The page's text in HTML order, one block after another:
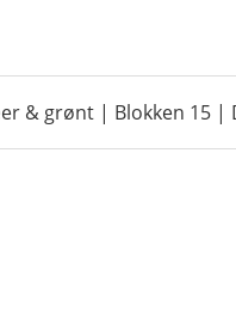
& grønt | Blokken 15 |